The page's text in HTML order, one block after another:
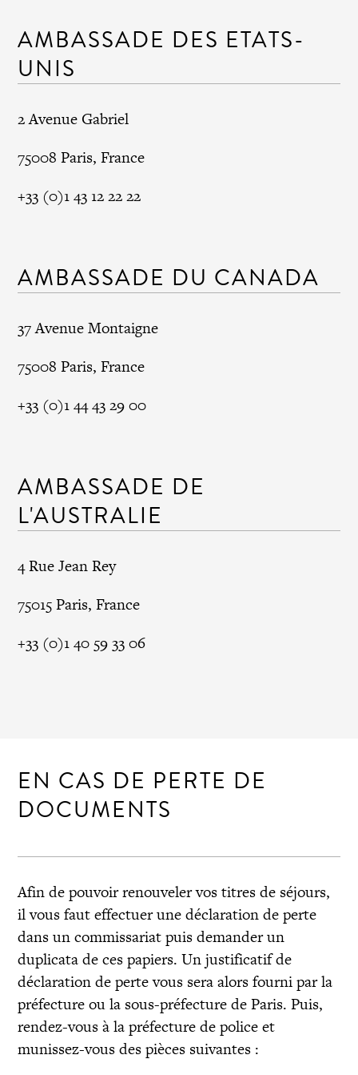
AMBASSADE DES ETATS-
UNIS
2 Avenue Gabriel
75008 Paris, France
+33 (0)1 43 12 22 22
AMBASSADE DU CANADA
37 Avenue Montaigne
75008 Paris, France
+33 (0)1 44 43 29 00
AMBASSADE DE
L'AUSTRALIE
4 Rue Jean Rey
75015 Paris, France
+33 (0)1 40 59 33 06
EN CAS DE PERTE DE
DOCUMENTS
Afin de pouvoir renouveler vos titres de séjours,
il vous faut effectuer une déclaration de perte
dans un commissariat puis demander un
duplicata de ces papiers. Un justificatif de
déclaration de perte vous sera alors fourni par la
préfecture ou la sous-préfecture de Paris. Puis,
rendez-vous à la préfecture de police et
munissez-vous des pièces suivantes :